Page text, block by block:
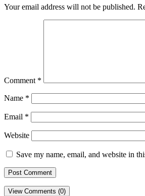
Your email address will not be published.
Comment *
Name *
Email *
Website
Save my name, email, and website in
View Comments (0)